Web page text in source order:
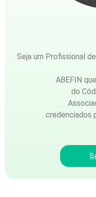
Seja um Profissional
ABEFIN
do
credenciados